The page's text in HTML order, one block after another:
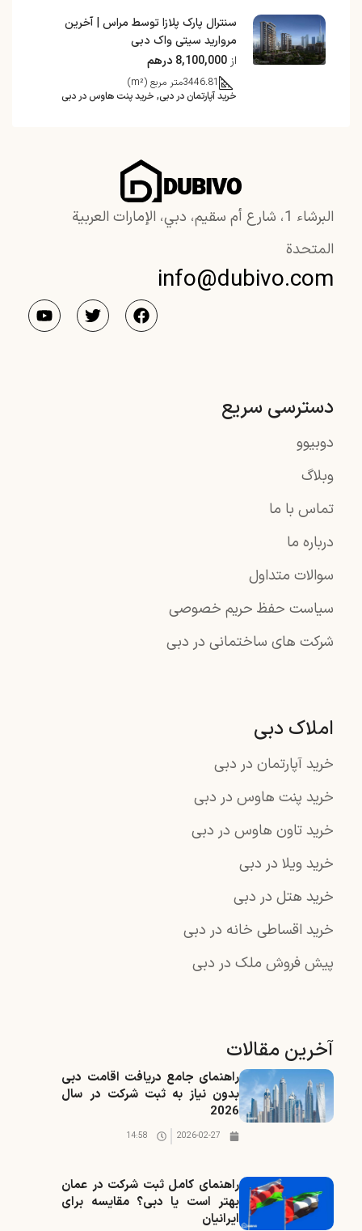
سنترال پارک پلازا توسط مراس | آخرین
مروارید سیتی واک دبی
از 8,100,000 درهم
3446.81متر مربع (m²)
خرید آپارتمان در دبی, خرید پنت هاوس در دبی
البرشاء 1، شارع أم سقيم، دبي، الإمارات العربية
المتحدة
info@dubivo.com
دسترسی سریع
دوبیوو
وبلاگ
تماس با ما
درباره ما
سوالات متداول
سیاست حفظ حریم خصوصی
شرکت های ساختمانی در دبی
املاک دبی
خرید آپارتمان در دبی
خرید پنت هاوس در دبی
خرید تاون هاوس در دبی
خرید ویلا در دبی
خرید هتل در دبی
خرید اقساطی خانه در دبی
پیش فروش ملک در دبی
آخرین مقالات
راهنمای جامع دریافت اقامت دبی
بدون نیاز به ثبت شرکت در سال
2026
2026-02-27
14:58
راهنمای کامل ثبت شرکت در عمان
بهتر است یا دبی؟ مقایسه برای
ایرانیان